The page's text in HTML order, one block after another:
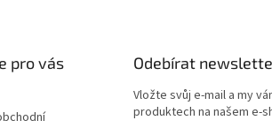
pro vás Odebírat
Vložte svůj e-mail a my
produktech na našem e-